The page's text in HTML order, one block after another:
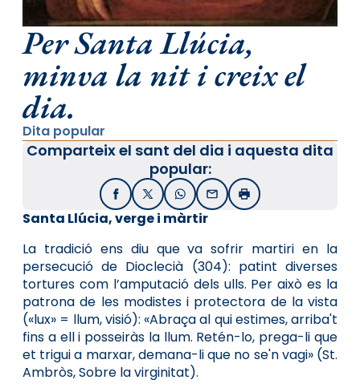
Per Santa Llúcia,
minva la nit i creix el
dia.
Dita popular
Comparteix el sant del dia i aquesta dita
popular:
FacebookX / TwitterWhatsApp
EmailImprimir
Santa Llúcia, verge i màrtir
La tradició ens diu que va sofrir martiri en la
persecució de Dioclecià (304): patint diverses
tortures com l’amputació dels ulls. Per això es la
patrona de les modistes i protectora de la vista
(«lux» = llum, visió): «Abraça al qui estimes, arriba't
fins a ell i posseiràs la llum. Retén-lo, prega-li que
et trigui a marxar, demana-li que no se'n vagi» (St.
Ambròs, Sobre la virginitat).